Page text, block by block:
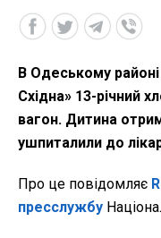
В Одеському районі
Східна» 13-річний
вагон. Дитина
ушпиталили до
Про це повідомляє
пресслужбу